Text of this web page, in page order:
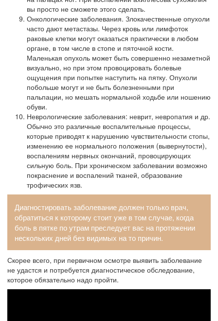
вы просто не сможете этого сделать.
Онкологические заболевания. Злокачественные опухоли
часто дают метастазы. Через кровь или лимфоток
раковые клетки могут оказаться практически в любом
органе, в том числе в стопе и пяточной кости.
Маленькая опухоль может быть совершенно незаметной
визуально, но при этом провоцировать болевые
ощущения при попытке наступить на пятку. Опухоли
побольше могут и не быть болезненными при
пальпации, но мешать нормальной ходьбе или ношению
обуви.
Неврологические заболевания: неврит, невропатия и др.
Обычно это различные воспалительные процессы,
которые приводят к нарушению чувствительности стопы,
изменению ее нормального положения (вывернутости),
воспалениям нервных окончаний, провоцирующих
сильную боль. При хроническом заболевании возможно
покраснение и воспалений тканей, образование
трофических язв.
Диагностировать заболевание должен только врач,
обратиться к которому стоит уже в том случае, когда
боль в пятке по утрам преследует вас на протяжении
нескольких дней без видимых на то причин.
Скорее всего, при первичном осмотре выявить заболевание
не удастся и потребуется диагностическое обследование,
которое обязательно надо пройти.